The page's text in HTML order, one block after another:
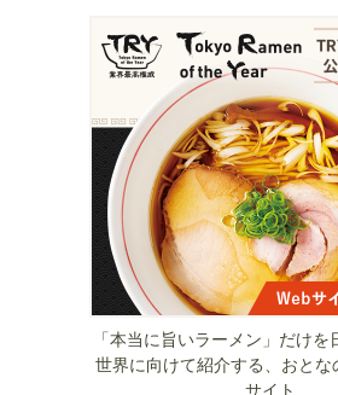
「本当に旨いラーメン」だけを
世界に向けて紹介する、おとな
サイト